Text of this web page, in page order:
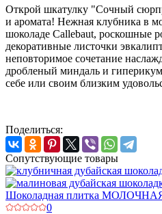
Открой шкатулку "Сочный
и аромата! Нежная клубника в
шоколаде Callebaut, роскошные
декоративные листочки
неповторимое сочетание
дробленый миндаль и
себе или своим близким
Поделиться:
Сопутствующие товары
Шоколадная плитка
0